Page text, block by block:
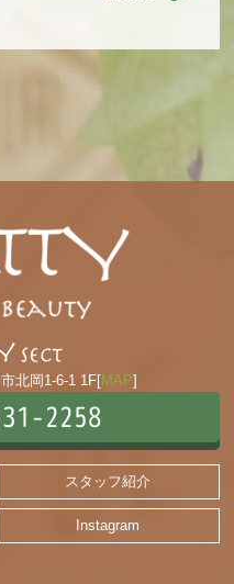
北岡1-6-1 1F[MAP]
2258
スタッフ紹介
Instagram